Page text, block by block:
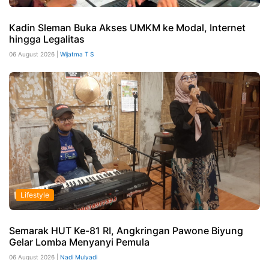
Kadin Sleman Buka Akses UMKM ke Modal, Internet
hingga Legalitas
06 August 2026 | Wijatma T S
Lifestyle
Semarak HUT Ke-81 RI, Angkringan Pawone Biyung
Gelar Lomba Menyanyi Pemula
06 August 2026 | Nadi Mulyadi